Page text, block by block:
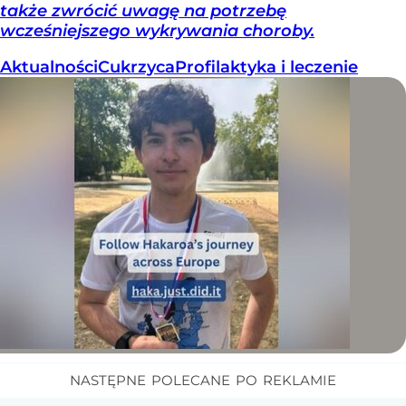
także zwrócić uwagę na potrzebę
wcześniejszego wykrywania choroby.
AktualnościCukrzycaProfilaktyka i leczenie